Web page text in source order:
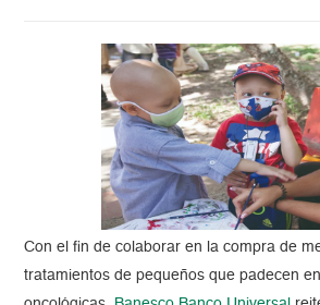
Con el fin de colaborar en la compra de
tratamientos de pequeños que padecen